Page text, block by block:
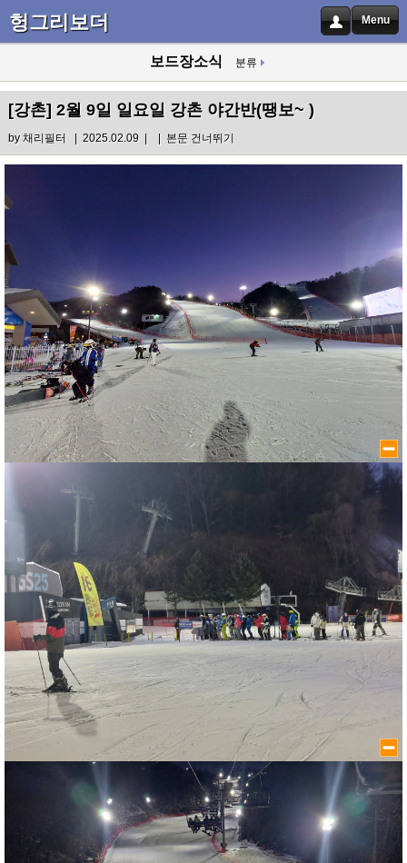
헝그리보더 Menu
보드장소식 분류
[강촌] 2월 9일 일요일 강촌 야간반(땡보~ )
by채리필터 | 2025.02.09 | | 본문 건너뛰기